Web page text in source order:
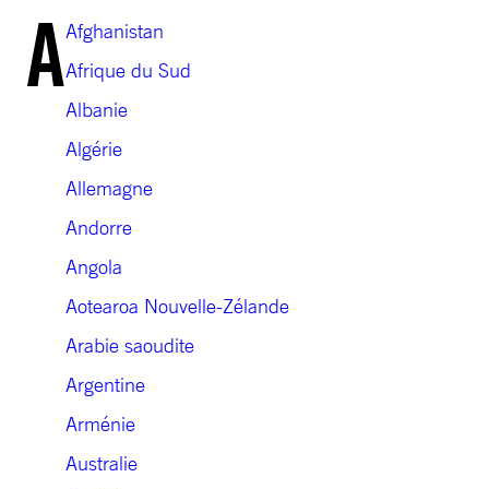
AAfghanistan
Afrique du Sud
Albanie
Algérie
Allemagne
Andorre
Angola
Aotearoa Nouvelle-Zélande
Arabie saoudite
Argentine
Arménie
Australie